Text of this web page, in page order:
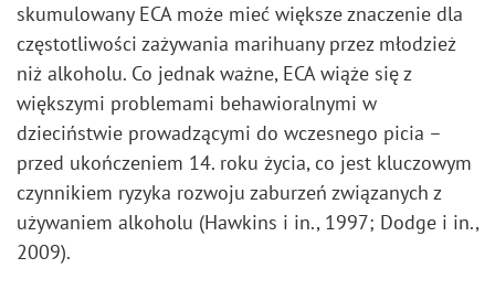
skumulowany ECA może mieć większe znaczenie dla
częstotliwości zażywania marihuany przez młodzież
niż alkoholu. Co jednak ważne, ECA wiąże się z
większymi problemami behawioralnymi w
dzieciństwie prowadzącymi do wczesnego picia –
przed ukończeniem 14. roku życia, co jest kluczowym
czynnikiem ryzyka rozwoju zaburzeń związanych z
używaniem alkoholu (Hawkins i in., 1997; Dodge i in.,
2009).